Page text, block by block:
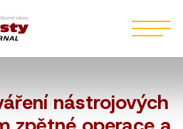
nástrojových